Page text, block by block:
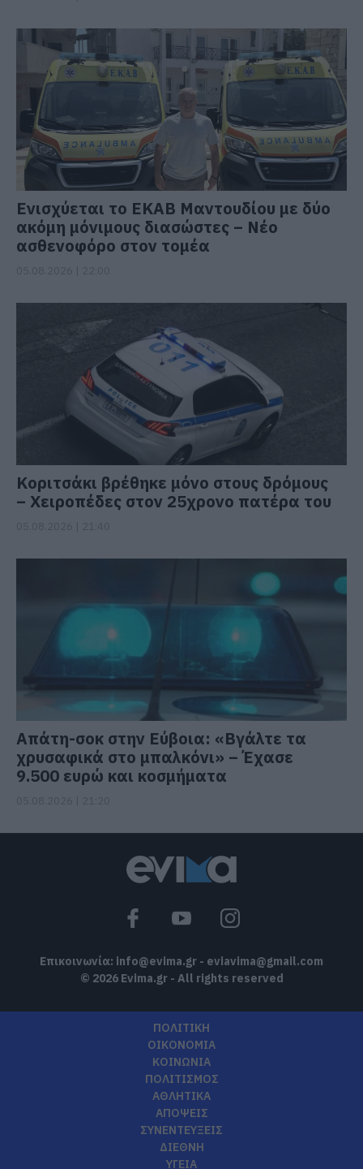
Ενισχύεται το ΕΚΑΒ Μαντουδίου με δύο
ακόμη μόνιμους διασώστες – Νέο
ασθενοφόρο στον τομέα
Κοριτσάκι βρέθηκε μόνο στους δρόμους
– Χειροπέδες στον 25χρονο πατέρα του
Απάτη-σοκ στην Εύβοια: «Βγάλτε τα
χρυσαφικά στο μπαλκόνι» – Έχασε
9.500 ευρώ και κοσμήματα
Επικοινωνία: info@evima.gr - eviavima@gmail.com
© 2026 Evima.gr - All rights reserved
ΠΟΛΙΤΙΚΗ
ΟΙΚΟΝΟΜΙΑ
ΚΟΙΝΩΝΙΑ
ΠΟΛΙΤΙΣΜΟΣ
ΑΘΛΗΤΙΚΑ
ΑΠΟΨΕΙΣ
ΣΥΝΕΝΤΕΥΞΕΙΣ
ΔΙΕΘΝΗ
ΥΓΕΙΑ